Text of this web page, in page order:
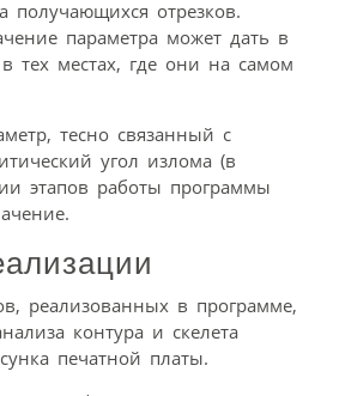
получающихся отрезков.
параметра может дать в
тех местах, где они на самом
тесно связанный с
угол излома (в
этапов работы программы
реализованных в программе,
контура и скелета
печатной платы.